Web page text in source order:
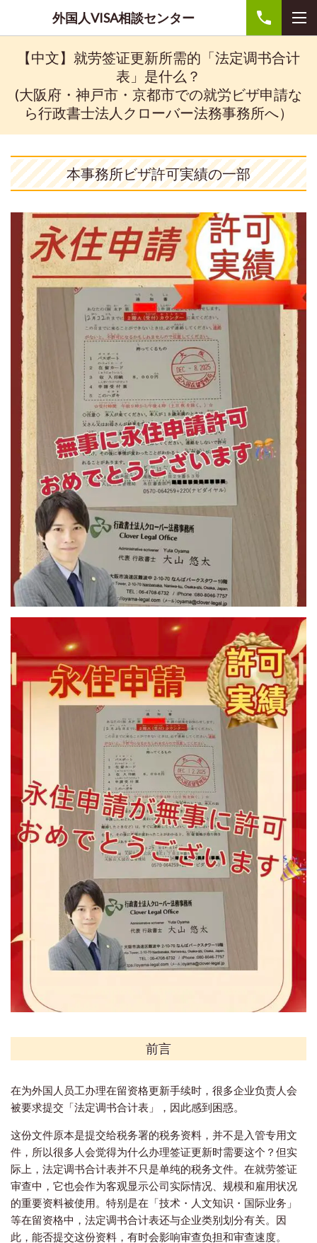
外国人VISA相談センター
【中文】就劳签证更新所需的「法定调书合计
表」是什么？
(大阪府・神戸市・京都市での就労ビザ申請な
ら行政書士法人クローバー法務事務所へ）
本事務所ビザ許可実績の一部
前言
在为外国人员工办理在留资格更新手续时，很多企业负责人会
被要求提交「法定调书合计表」，因此感到困惑。
这份文件原本是提交给税务署的税务资料，并不是入管专用文
件，所以很多人会觉得为什么办理签证更新时需要这个？但实
际上，法定调书合计表并不只是单纯的税务文件。在就劳签证
审查中，它也会作为客观显示公司实际情况、规模和雇用状况
的重要资料被使用。特别是在「技术・人文知识・国际业务」
等在留资格中，法定调书合计表还与企业类别划分有关。因
此，能否提交这份资料，有时会影响审查负担和审查速度。